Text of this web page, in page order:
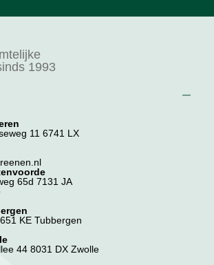
1993
11 6741 LX
65d 7131 JA
KE Tubbergen
44 8031 DX Zwolle